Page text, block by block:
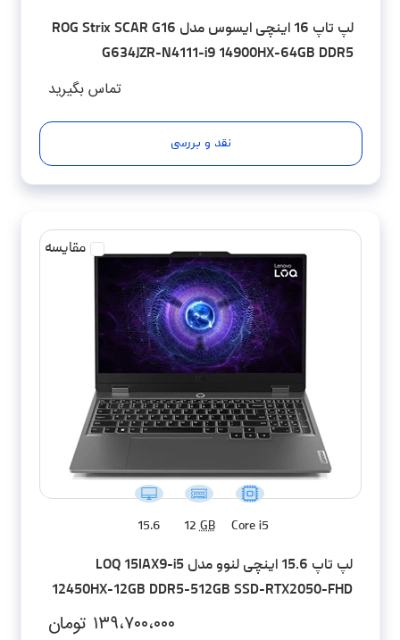
لپ تاپ 16 اینچی ایسوس مدل ROG Strix SCAR G16
G634JZR-N4111-i9 14900HX-64GB DDR5
تماس بگیرید
نقد و بررسی
مقایسه
Core i5
12GB
15.6
لپ تاپ 15.6 اینچی لنوو مدل LOQ 15IAX9-i5
12450HX-12GB DDR5-512GB SSD-RTX2050-FHD
۱۳۹،۷۰۰،۰۰۰ تومان